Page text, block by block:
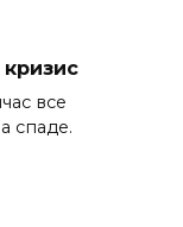
все
спаде.